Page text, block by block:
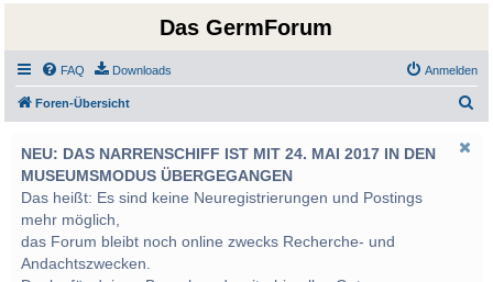
Das GermForum
FAQ Downloads Anmelden
Foren-Übersicht
NEU: DAS NARRENSCHIFF IST MIT 24. MAI 2017 IN DEN
MUSEUMSMODUS ÜBERGEGANGEN
Das heißt: Es sind keine Neuregistrierungen und Postings
mehr möglich,
das Forum bleibt noch online zwecks Recherche- und
Andachtszwecken.